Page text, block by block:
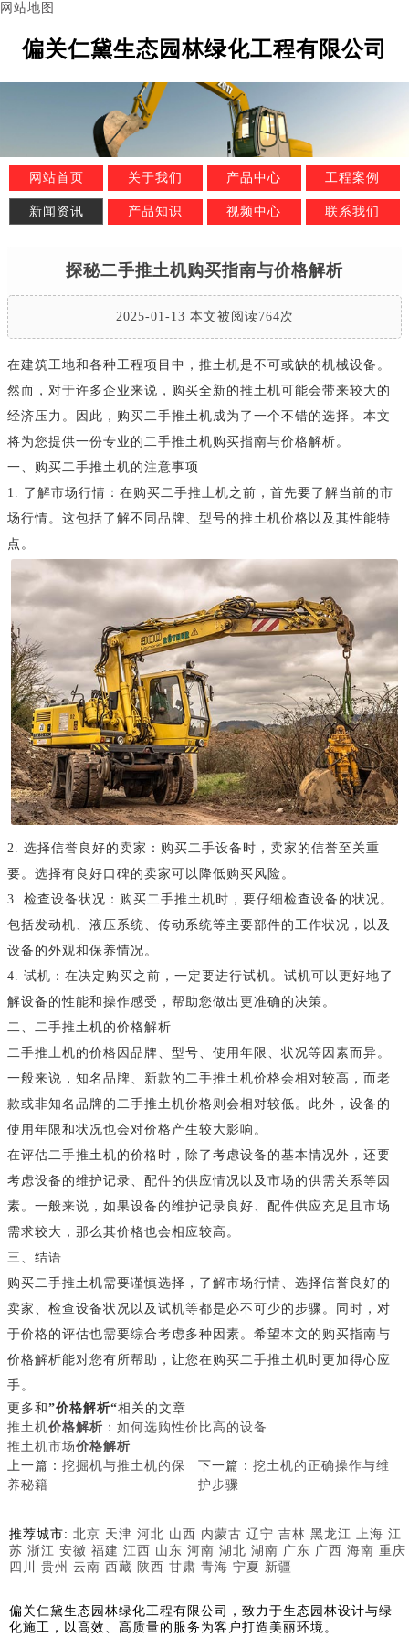
网站地图
偏关仁黛生态园林绿化工程有限公司
网站首页 关于我们 产品中心 工程案例
新闻资讯 产品知识 视频中心 联系我们
探秘二手推土机购买指南与价格解析
2025-01-13 本文被阅读764次
在建筑工地和各种工程项目中，推土机是不可或缺的机械设备。
然而，对于许多企业来说，购买全新的推土机可能会带来较大的
经济压力。因此，购买二手推土机成为了一个不错的选择。本文
将为您提供一份专业的二手推土机购买指南与价格解析。
一、购买二手推土机的注意事项
1. 了解市场行情：在购买二手推土机之前，首先要了解当前的市
场行情。这包括了解不同品牌、型号的推土机价格以及其性能特
点。
2. 选择信誉良好的卖家：购买二手设备时，卖家的信誉至关重
要。选择有良好口碑的卖家可以降低购买风险。
3. 检查设备状况：购买二手推土机时，要仔细检查设备的状况。
包括发动机、液压系统、传动系统等主要部件的工作状况，以及
设备的外观和保养情况。
4. 试机：在决定购买之前，一定要进行试机。试机可以更好地了
解设备的性能和操作感受，帮助您做出更准确的决策。
二、二手推土机的价格解析
二手推土机的价格因品牌、型号、使用年限、状况等因素而异。
一般来说，知名品牌、新款的二手推土机价格会相对较高，而老
款或非知名品牌的二手推土机价格则会相对较低。此外，设备的
使用年限和状况也会对价格产生较大影响。
在评估二手推土机的价格时，除了考虑设备的基本情况外，还要
考虑设备的维护记录、配件的供应情况以及市场的供需关系等因
素。一般来说，如果设备的维护记录良好、配件供应充足且市场
需求较大，那么其价格也会相应较高。
三、结语
购买二手推土机需要谨慎选择，了解市场行情、选择信誉良好的
卖家、检查设备状况以及试机等都是必不可少的步骤。同时，对
于价格的评估也需要综合考虑多种因素。希望本文的购买指南与
价格解析能对您有所帮助，让您在购买二手推土机时更加得心应
手。
更多和 ”价格解析“相关的文章
推土机价格解析 ：如何选购性价比高的设备
推土机市场价格解析
上一篇： 挖掘机与推土机的保
养秘籍
下一篇： 挖土机的正确操作与维
护步骤
推荐城市: 北京 天津 河北 山西 内蒙古 辽宁 吉林 黑龙江 上海 江
苏 浙江 安徽 福建 江西 山东 河南 湖北 湖南 广东 广西 海南 重庆
四川
贵州 云南 西藏 陕西 甘肃 青海 宁夏 新疆
偏关仁黛生态园林绿化工程有限公司，致力于生态园林设计与绿
化施工，以高效、高质量的服务为客户打造美丽环境。